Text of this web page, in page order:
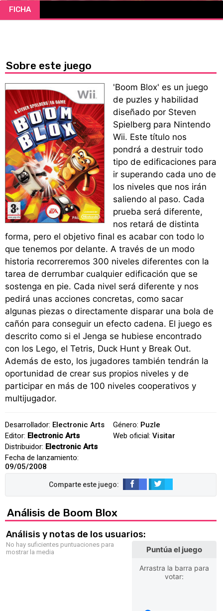
FICHA
Sobre este juego
'Boom Blox' es un juego
de puzles y habilidad
diseñado por Steven
Spielberg para Nintendo
Wii. Este título nos
pondrá a destruir todo
tipo de edificaciones para
ir superando cada uno de
los niveles que nos irán
saliendo al paso. Cada
prueba será diferente,
nos retará de distinta
forma, pero el objetivo final es acabar con todo lo
que tenemos por delante. A través de un modo
historia recorreremos 300 niveles diferentes con la
tarea de derrumbar cualquier edificación que se
sostenga en pie. Cada nivel será diferente y nos
pedirá unas acciones concretas, como sacar
algunas piezas o directamente disparar una bola de
cañón para conseguir un efecto cadena. El juego es
descrito como si el Jenga se hubiese encontrado
con los Lego, el Tetris, Duck Hunt y Break Out.
Además de esto, los jugadores también tendrán la
oportunidad de crear sus propios niveles y de
participar en más de 100 niveles cooperativos y
multijugador.
Desarrollador: Electronic Arts
Editor: Electronic Arts
Distribuidor: Electronic Arts
Fecha de lanzamiento:
09/05/2008
Género: Puzle
Web oficial: Visitar
Análisis de Boom Blox
Análisis y notas de los usuarios:
No hay suficientes puntuaciones para
mostrar la media
Puntúa el juego
Arrastra la barra para
votar: